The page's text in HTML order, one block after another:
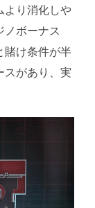
より消化しや
ノボーナス
賭け条件が半
スがあり、実